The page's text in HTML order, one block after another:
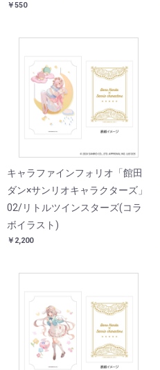
￥550
キャラファインフォリオ「館田
ダン×サンリオキャラクターズ」
02/リトルツインスターズ(コラ
ボイラスト)
￥2,200